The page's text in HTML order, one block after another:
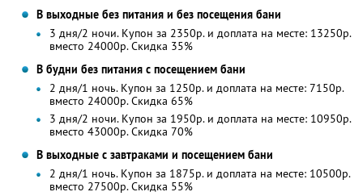
В выходные без питания и без посещения бани
3 дня/2 ночи. Купон за 2350р. и доплата на месте: 13250р.
вместо 24000р.Скидка 35%
В будни без питания с посещением бани
2 дня/1 ночь. Купон за 1250р. и доплата на месте: 7150р.
вместо 24000р.Скидка 65%
3 дня/2 ночи. Купон за 1950р. и доплата на месте: 10950р.
вместо 43000р.Скидка 70%
В выходные с завтраками и посещением бани
2 дня/1 ночь. Купон за 1875р. и доплата на месте: 10500р.
вместо 27500р.Скидка 55%